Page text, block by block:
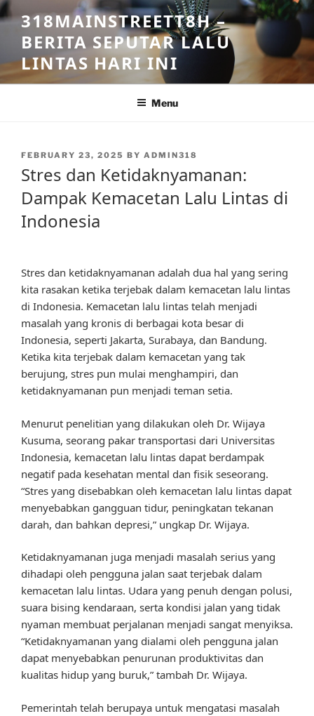
Skip
to
content
318MAINSTREETT8H –
BERITA SEPUTAR LALU
LINTAS HARI INI
Menu
POSTED
FEBRUARY 23, 2025 BY ADMIN318
Stres dan Ketidaknyamanan:
Dampak Kemacetan Lalu Lintas di
Indonesia
Stres dan ketidaknyamanan adalah dua hal yang sering
kita rasakan ketika terjebak dalam kemacetan lalu lintas
di Indonesia. Kemacetan lalu lintas telah menjadi
masalah yang kronis di berbagai kota besar di
Indonesia, seperti Jakarta, Surabaya, dan Bandung.
Ketika kita terjebak dalam kemacetan yang tak
berujung, stres pun mulai menghampiri, dan
ketidaknyamanan pun menjadi teman setia.
Menurut penelitian yang dilakukan oleh Dr. Wijaya
Kusuma, seorang pakar transportasi dari Universitas
Indonesia, kemacetan lalu lintas dapat berdampak
negatif pada kesehatan mental dan fisik seseorang.
“Stres yang disebabkan oleh kemacetan lalu lintas dapat
menyebabkan gangguan tidur, peningkatan tekanan
darah, dan bahkan depresi,” ungkap Dr. Wijaya.
Ketidaknyamanan juga menjadi masalah serius yang
dihadapi oleh pengguna jalan saat terjebak dalam
kemacetan lalu lintas. Udara yang penuh dengan polusi,
suara bising kendaraan, serta kondisi jalan yang tidak
nyaman membuat perjalanan menjadi sangat menyiksa.
“Ketidaknyamanan yang dialami oleh pengguna jalan
dapat menyebabkan penurunan produktivitas dan
kualitas hidup yang buruk,” tambah Dr. Wijaya.
Pemerintah telah berupaya untuk mengatasi masalah